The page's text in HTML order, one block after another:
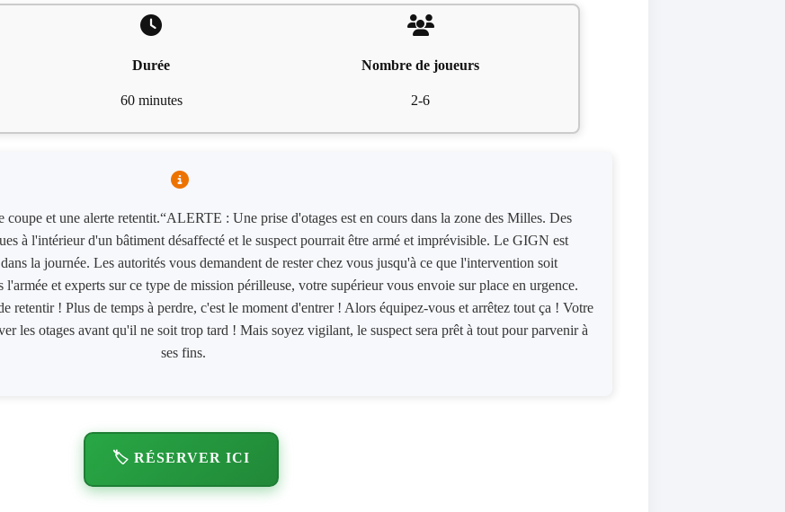
Durée
60 minutes
Nombre de joueurs
2-6
coupe et une alerte retentit.“ALERTE : Une prise d'otages est en cours dans la zone des Milles. Des
à l'intérieur d'un bâtiment désaffecté et le suspect pourrait être armé et imprévisible. Le GIGN est
la journée. Les autorités vous demandent de rester chez vous jusqu'à ce que l'intervention soit
l'armée et experts sur ce type de mission périlleuse, votre supérieur vous envoie sur place en urgence.
! Plus de temps à perdre, c'est le moment d'entrer ! Alors équipez-vous et arrêtez tout ça ! Votre
les otages avant qu'il ne soit trop tard ! Mais soyez vigilant, le suspect sera prêt à tout pour parvenir à
ses fins.
🏷️ RÉSERVER ICI